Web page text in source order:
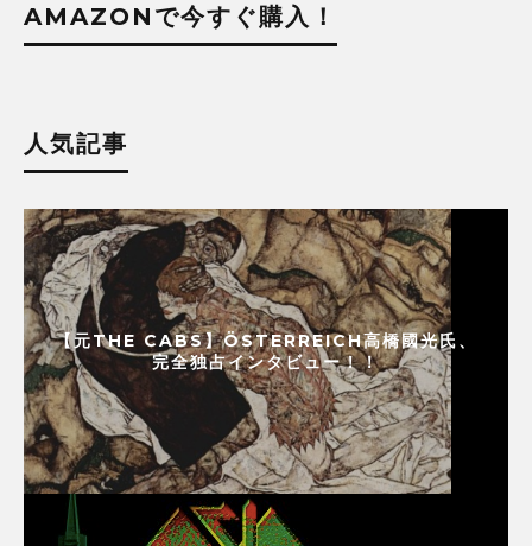
AMAZONで今すぐ購入！
人気記事
【元THE CABS】ÖSTERREICH高橋國光氏、
完全独占インタビュー！！